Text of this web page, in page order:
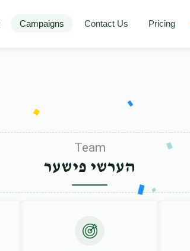
Campaigns Contact Us Pricing
Team
הערשי פישער